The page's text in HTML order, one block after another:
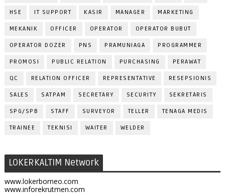
HSE IT SUPPORT KASIR MANAGER MARKETING
MEKANIK OFFICER OPERATOR OPERATOR BUBUT
OPERATOR DOZER PNS PRAMUNIAGA PROGRAMMER
PROMOSI PUBLIC RELATION PURCHASING PERAWAT
QC RELATION OFFICER REPRESENTATIVE RESEPSIONIS
SALES SATPAM SECRETARY SECURITY SEKRETARIS
SPG/SPB STAFF SURVEYOR TELLER TENAGA MEDIS
TRAINEE TEKNISI WAITER WELDER
LOKERKALTIM Network
www.lokerborneo.com
www.inforekrutmen.com